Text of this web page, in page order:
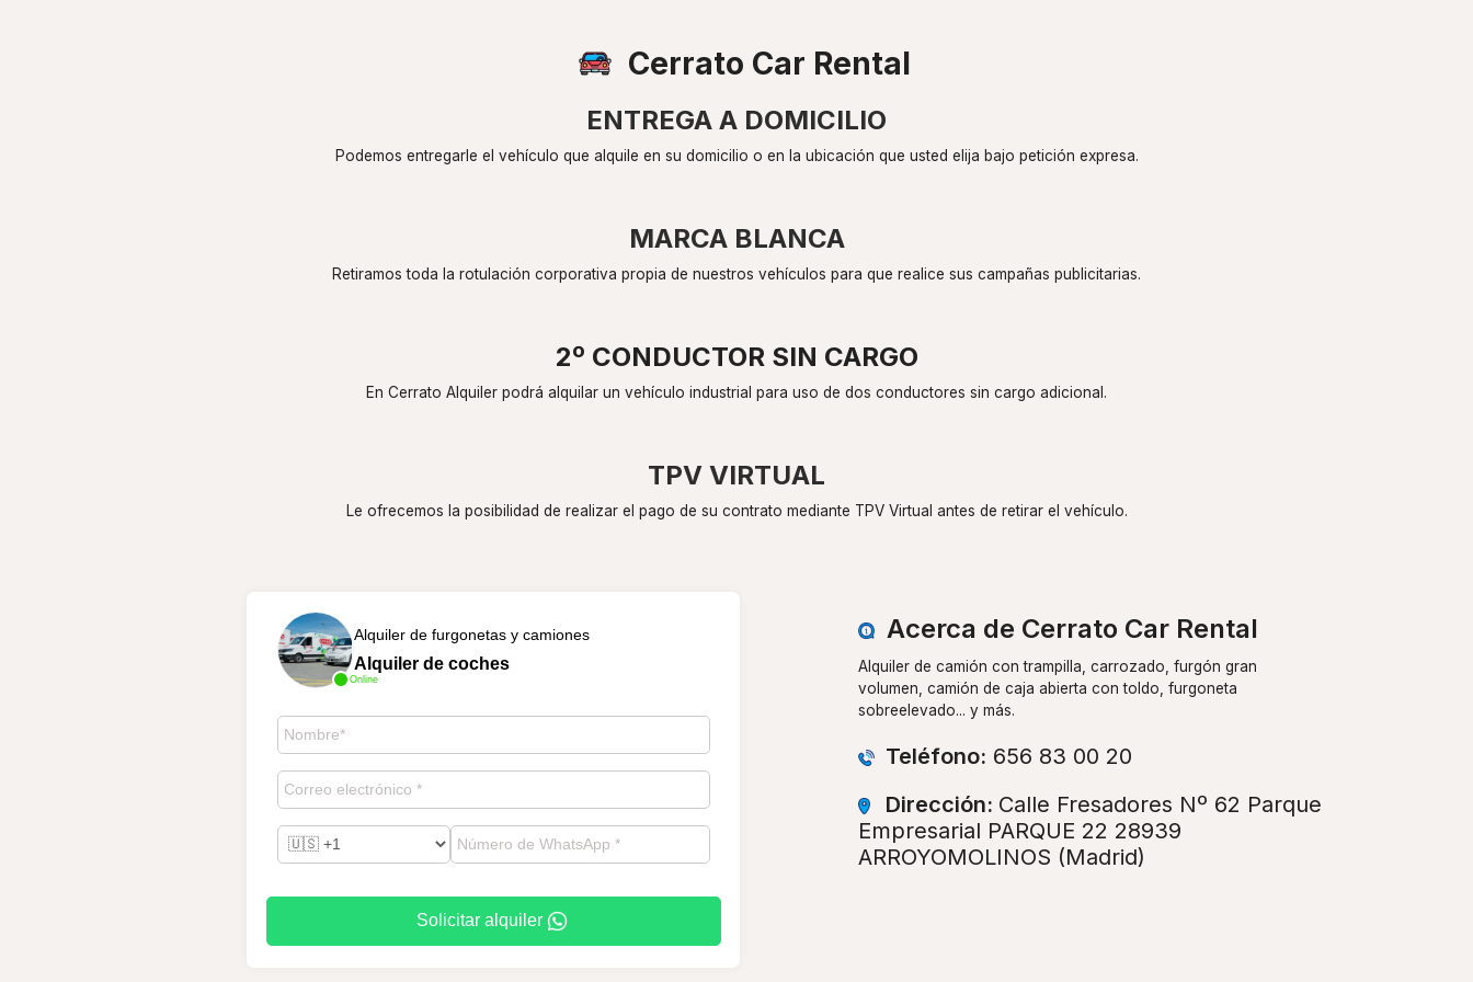
Cerrato Car Rental
ENTREGA A DOMICILIO
Podemos entregarle el vehículo que alquile en su domicilio o en la ubicación que usted elija bajo petición expresa.
MARCA BLANCA
Retiramos toda la rotulación corporativa propia de nuestros vehículos para que realice sus campañas publicitarias.
2º CONDUCTOR SIN CARGO
En Cerrato Alquiler podrá alquilar un vehículo industrial para uso de dos conductores sin cargo adicional.
TPV VIRTUAL
Le ofrecemos la posibilidad de realizar el pago de su contrato mediante TPV Virtual antes de retirar el vehículo.
Online
Alquiler de furgonetas y camiones
Alquiler de coches
Solicitar alquiler
Acerca de Cerrato Car Rental
Alquiler de camión con trampilla, carrozado, furgón gran
volumen, camión de caja abierta con toldo, furgoneta
sobreelevado... y más.
Teléfono: 656 83 00 20
Dirección: Calle Fresadores Nº 62 Parque
Empresarial PARQUE 22 28939
ARROYOMOLINOS (Madrid)